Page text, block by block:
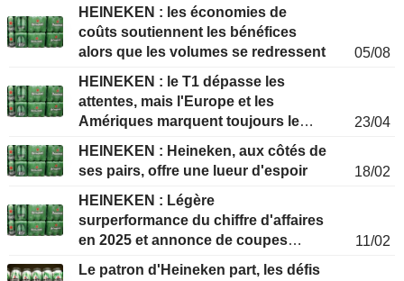
HEINEKEN : les économies de
coûts soutiennent les bénéfices
alors que les volumes se redressent
05/08
HEINEKEN : le T1 dépasse les
attentes, mais l'Europe et les
Amériques marquent toujours le
23/04
HEINEKEN : Heineken, aux côtés de
ses pairs, offre une lueur d'espoir
18/02
HEINEKEN : Légère
surperformance du chiffre d'affaires
en 2025 et annonce de coupes
11/02
Le patron d'Heineken part, les défis